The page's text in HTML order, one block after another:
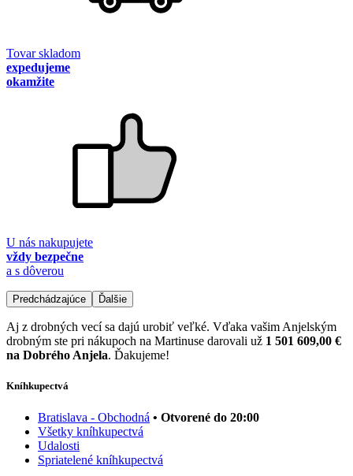
Tovar skladom
expedujeme
okamžite
U nás nakupujete
vždy bezpečne
a s dôverou
Predchádzajúce Ďalšie
Aj z drobných vecí sa dajú urobiť veľké. Vďaka vašim Anjelským
drobným ste pri nákupoch na Martinuse darovali už 1 501 609,00 €
na Dobrého Anjela. Ďakujeme!
Kníhkupectvá
Bratislava - Obchodná • Otvorené do 20:00
Všetky kníhkupectvá
Udalosti
Spriatelené kníhkupectvá